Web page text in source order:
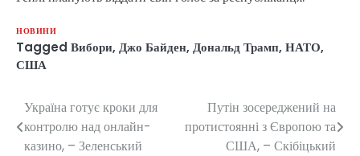
НОВИНИ
Tagged Вибори, Джо Байден, Дональд Трамп, НАТО,
США
Навігація
записів
Україна готує кроки для
контролю над онлайн-
казино, – Зеленський
Путін зосереджений на
протистоянні з Європою та
США, – Скібіцький